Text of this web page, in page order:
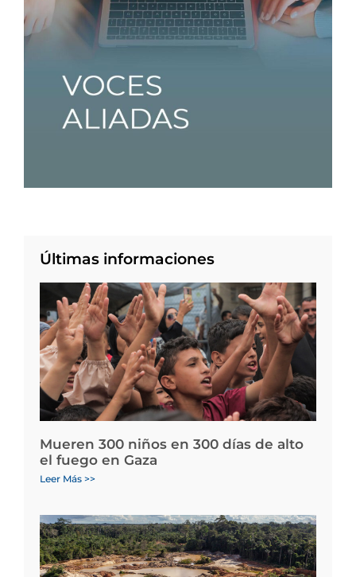
Últimas informaciones
Mueren 300 niños en 300 días de alto
el fuego en Gaza
Leer Más >>